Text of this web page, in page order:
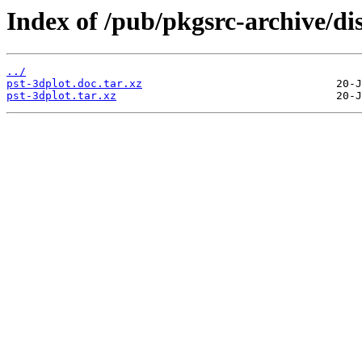
Index of /pub/pkgsrc-archive/
../
pst-3dplot.doc.tar.xz
pst-3dplot.tar.xz